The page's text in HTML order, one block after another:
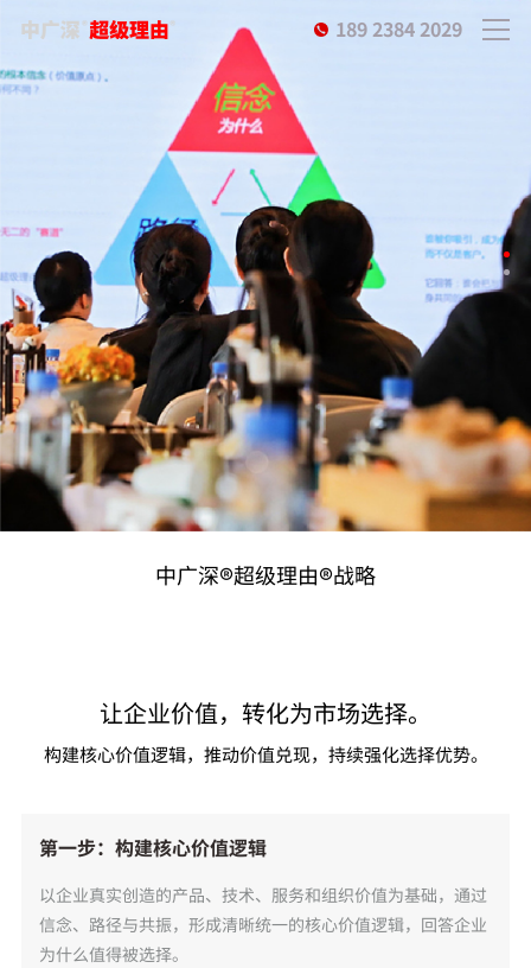
189 2384 2029
中广深®超级理由®战略
严正声明
让企业价值，转化为市场选择。
构建核心价值逻辑，推动价值兑现，持续强化选择优势。
第一步：构建核心价值逻辑
以企业真实创造的产品、技术、服务和组织价值为基础，通过
信念、路径与共振，形成清晰统一的核心价值逻辑，回答企业
为什么值得被选择。